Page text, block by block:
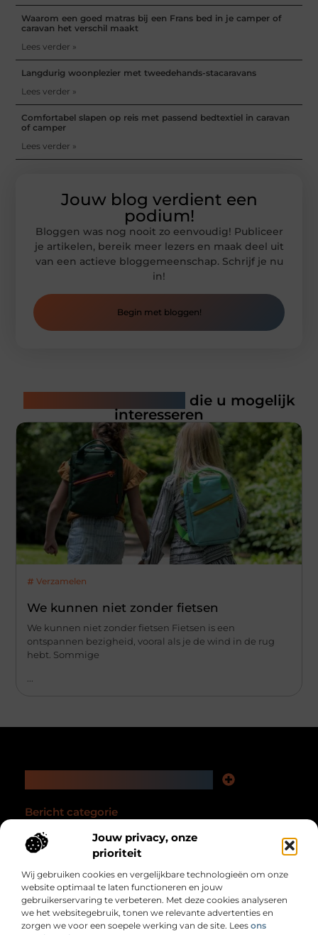
Jouw privacy, onze
prioriteit
Wij gebruiken cookies en vergelijkbare technologieën om onze
website optimaal te laten functioneren en jouw
gebruikerservaring te verbeteren. Met deze cookies analyseren
we het websitegebruik, tonen we relevante advertenties en
zorgen we voor een soepele werking van de site. Lees ons
Waarom een goed matras bij een Frans bed in je camper of
caravan het verschil maakt
Lees verder »
Langdurig woonplezier met tweedehands-stacaravans
Lees verder »
Comfortabel slapen op reis met passend bedtextiel in caravan
of camper
Lees verder »
Jouw blog verdient een
podium!
Bloggen was nog nooit zo eenvoudig! Publiceer
je artikelen, bereik meer lezers en maak deel uit
van een actieve bloggemeenschap. Schrijf je nu
in!
Begin met bloggen!
die u mogelijk
interesseren
Verzamelen
We kunnen niet zonder fietsen
We kunnen niet zonder fietsen Fietsen is een
ontspannen bezigheid, vooral als je de wind in de rug
hebt. Sommige
...
Bericht categorie
Voor wie nét even meer uit het dagelijks leven